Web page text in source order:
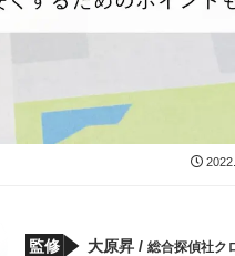
監修 大原昇 / 総合探偵社ク